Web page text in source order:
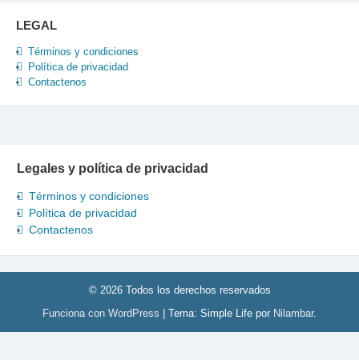
LEGAL
Términos y condiciones
Política de privacidad
Contactenos
Legales y política de privacidad
Términos y condiciones
Política de privacidad
Contactenos
© 2026 Todos los derechos reservados
Funciona con WordPress
Tema: Simple Life por Nilambar.